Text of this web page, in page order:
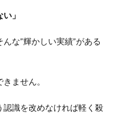
」
な”輝かしい実績”がある
ません。
認識を改めなければ軽く殺